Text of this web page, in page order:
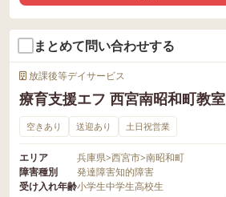
まとめて問い合わせする
放課後等デイサービス
療育支援エフ 西宮南昭和町教室
空きあり 送迎あり 土日祝営業
エリア 兵庫県>西宮市>南昭和町
障害種別
発達障害知的障害
受け入れ年齢小学生中学生高校生